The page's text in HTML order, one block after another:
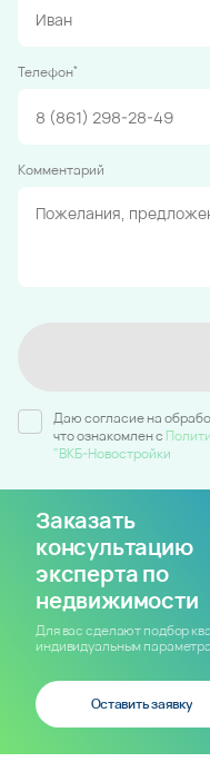
Телефон*
Комментарий
Даю согласие на
что ознакомлен c
"ВКБ-Новостройки
Заказать
консультацию
эксперта по
недвижимости
Для вас сделают подбор
индивидуальным
Оставить заявку